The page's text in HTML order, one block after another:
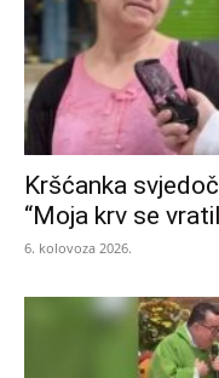
Kršćanka
“Moja krv se
6. kolovoza 2026.